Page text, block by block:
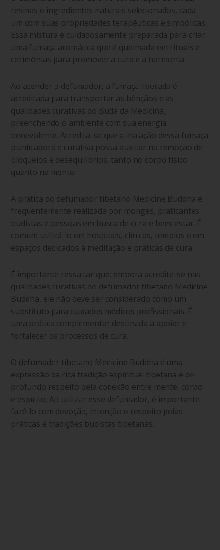
resinas e ingredientes naturais selecionados, cada
um com suas propriedades terapêuticas e simbólicas.
Essa mistura é cuidadosamente preparada para criar
uma fumaça aromática que é queimada em rituais e
cerimônias para promover a cura e a harmonia.
Ao acender o defumador, a fumaça liberada é
acreditada para transportar as bênçãos e as
qualidades curativas do Buda da Medicina,
preenchendo o ambiente com sua energia
benevolente. Acredita-se que a inalação dessa fumaça
purificadora e curativa possa auxiliar na remoção de
bloqueios e desequilíbrios, tanto no corpo físico
quanto na mente.
A prática do defumador tibetano Medicine Buddha é
frequentemente realizada por monges, praticantes
budistas e pessoas em busca de cura e bem-estar. É
comum utilizá-lo em hospitais, clínicas, templos e em
espaços dedicados à meditação e práticas de cura.
É importante ressaltar que, embora acredite-se nas
qualidades curativas do defumador tibetano Medicine
Buddha, ele não deve ser considerado como um
substituto para cuidados médicos profissionais. É
uma prática complementar destinada a apoiar e
fortalecer os processos de cura.
O defumador tibetano Medicine Buddha é uma
expressão da rica tradição espiritual tibetana e do
profundo respeito pela conexão entre mente, corpo
e espírito. Ao utilizar esse defumador, é importante
fazê-lo com devoção, intenção e respeito pelas
práticas e tradições budistas tibetanas.